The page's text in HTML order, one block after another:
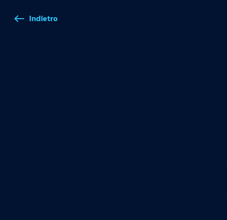
west Indietro